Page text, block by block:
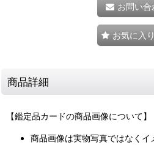
お問い合
お気に入
商品詳細
【鑑定品カードの商品画像について】
商品画像は実物写真ではなく